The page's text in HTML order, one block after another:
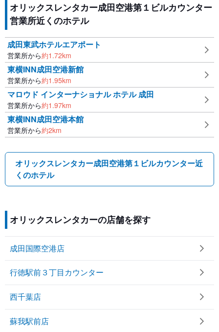
オリックスレンタカー成田空港第１ビルカウンター
営業所近くのホテル
成田東武ホテルエアポート
営業所から約1.72km
東横INN成田空港新館
営業所から約1.95km
マロウド インターナショナル ホテル 成田
営業所から約1.97km
東横INN成田空港本館
営業所から約2km
オリックスレンタカー成田空港第１ビルカウンター近
くのホテル
オリックスレンタカーの店舗を探す
成田国際空港店
行徳駅前３丁目カウンター
西千葉店
蘇我駅前店